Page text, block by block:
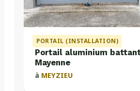
PORTAIL (INSTALLATION)
Portail aluminium
Mayenne
à MEYZIEU